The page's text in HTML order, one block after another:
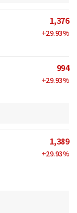
1,376
+29.93%
994
+29.93%
1,389
+29.93%